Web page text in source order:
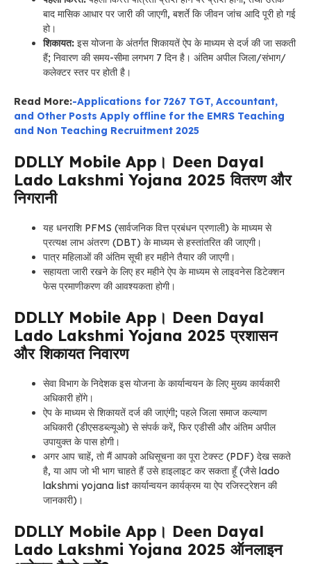
बाद मासिक आधार पर जारी की जाएगी, बशर्ते कि जीवन जांच आदि पूरी हो गई
हो।
शिकायत: इस योजना के अंतर्गत शिकायतें ऐप के माध्यम से दर्ज की जा सकती
हैं; निवारण की समय-सीमा लगभग 7 दिन है। अंतिम अपील जिला/संभाग/
कलेक्टर स्तर पर होती है।
Read More:-Applications for 7267 TGT, Accountant,
and Other Posts Apply offline for the EMRS Teaching
and Non Teaching Recruitment 2025
DDLLY Mobile App। Deen Dayal
Lado Lakshmi Yojana 2025 वितरण और
निगरानी
यह धनराशि PFMS (सार्वजनिक वित्त प्रबंधन प्रणाली) के माध्यम से
प्रत्यक्ष लाभ अंतरण (DBT) के माध्यम से हस्तांतरित की जाएगी।
पात्र महिलाओं की अंतिम सूची हर महीने तैयार की जाएगी।
सहायता जारी रखने के लिए हर महीने ऐप के माध्यम से लाइवनेस डिटेक्शन
फेस प्रमाणीकरण की आवश्यकता होगी।
DDLLY Mobile App। Deen Dayal
Lado Lakshmi Yojana 2025 प्रशासन
और शिकायत निवारण
सेवा विभाग के निदेशक इस योजना के कार्यान्वयन के लिए मुख्य कार्यकारी
अधिकारी होंगे।
ऐप के माध्यम से शिकायतें दर्ज की जाएंगी; पहले जिला समाज कल्याण
अधिकारी (डीएसडब्ल्यूओ) से संपर्क करें, फिर एडीसी और अंतिम अपील
उपायुक्त के पास होगी।
अगर आप चाहें, तो मैं आपको अधिसूचना का पूरा टेक्स्ट (PDF) देख सकते
है, या आप जो भी भाग चाहते हैं उसे हाइलाइट कर सकता हूँ (जैसे lado
lakshmi yojana list कार्यान्वयन कार्यक्रम या ऐप रजिस्ट्रेशन की
जानकारी)।
DDLLY Mobile App। Deen Dayal
Lado Lakshmi Yojana 2025 ऑनलाइन